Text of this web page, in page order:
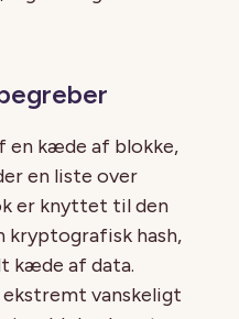
en kæde af blokke,
en liste over
er knyttet til den
kryptografisk hash,
kæde af data.
vanskeligt